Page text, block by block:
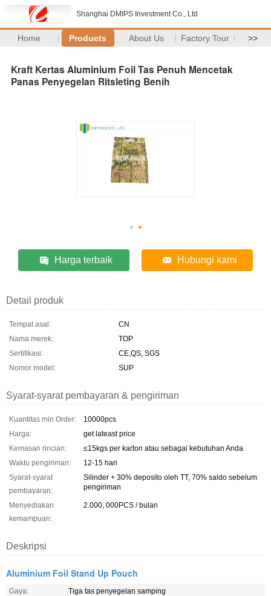
Shanghai DMIPS Investment Co., Ltd
Home Products About Us Factory Tour >>
Kraft Kertas Aluminium Foil Tas Penuh Mencetak
Panas Penyegelan Ritsleting Benih
Harga terbaik Hubungi kami
Detail produk
Tempat asal:
CN
Nama merek:
TOP
Sertifikasi:
CE,QS, SGS
Nomor model:
SUP
Syarat-syarat pembayaran & pengiriman
Kuantitas min Order:
10000pcs
Harga:
get lateast price
Kemasan rincian:
≤15kgs per karton atau sebagai kebutuhan Anda
Waktu pengiriman:
12-15 hari
Syarat-syarat
pembayaran:
Silinder + 30% deposito oleh TT, 70% saldo sebelum
pengiriman
Menyediakan
kemampuan:
2.000, 000PCS / bulan
Deskripsi
Aluminium Foil Stand Up Pouch
Gaya:
Tiga tas penyegelan samping